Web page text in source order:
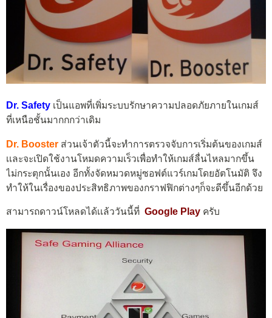
Dr. Safety เป็นแอพที่เพิ่มระบบรักษาความปลอดภัยภายในเกมส์
ที่เหนือชั้นมากกกว่าเดิม
Dr. Booster ส่วนเจ้าตัวนี้จะทำการตรวจจับการเริ่มต้นของเกมส์
เเละจะเปิดใช้งานโหมดความเร็วเพื่อทำให้เกมส์ลื่นไหลมากขึ้น
ไม่กระตุกนั้นเอง อีกทั้งจัดหมวดหมู่ซอฟต์แวร์เกมโดยอัตโนมัติ จึง
ทำให้ในเรื่องของประสิทธิภาพของกราฟฟิกต่างๆก็จะดีขึ้นอีกด้วย
สามารถดาวน์โหลดได้เเล้ววันนี้ที่ Google Play ครับ